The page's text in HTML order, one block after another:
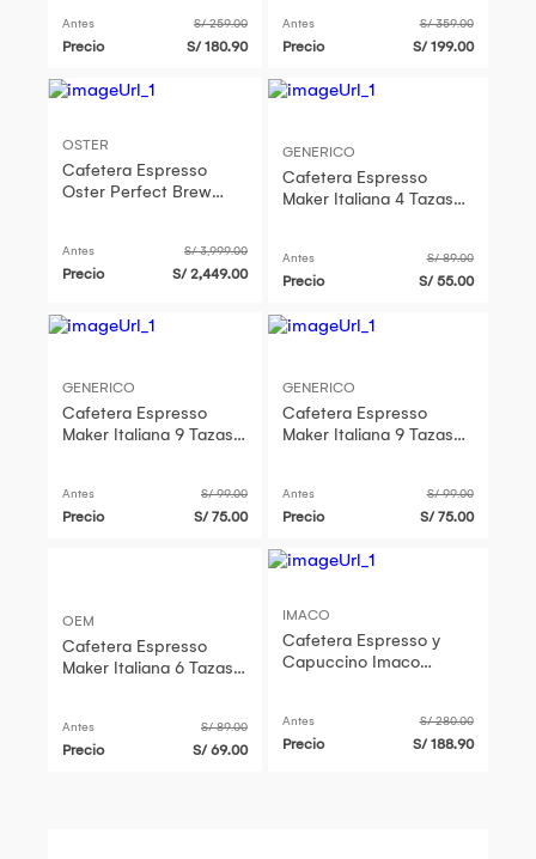
Antes S/ 259.00
Precio S/ 180.90
Antes S/ 359.00
Precio S/ 199.00
OSTER
Cafetera Espresso
Oster Perfect Brew
Antes S/ 3,999.00
Precio S/ 2,449.00
GENERICO
Cafetera Espresso
Maker Italiana 4 Tazas
Antes S/ 89.00
Precio S/ 55.00
GENERICO
Cafetera Espresso
Maker Italiana 9 Tazas
Antes S/ 99.00
Precio S/ 75.00
GENERICO
Cafetera Espresso
Maker Italiana 9 Tazas
Antes S/ 99.00
Precio S/ 75.00
OEM
Cafetera Espresso
Maker Italiana 6 Tazas
Antes S/ 89.00
Precio S/ 69.00
IMACO
Cafetera Espresso y
Capuccino Imaco
Antes S/ 280.00
Precio S/ 188.90